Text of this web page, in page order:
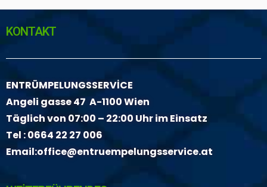
KONTAKT
ENTRÜMPELUNGSSERVİCE
Angeli gasse 47 A-1100 Wien
Täglich von 07:00 – 22:00 Uhr im Einsatz
Tel :0664 22 27 006
Email:office@entruempelungsservice.at